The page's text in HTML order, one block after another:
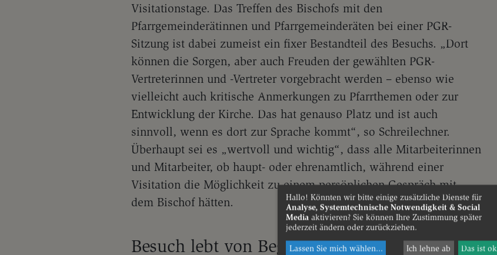
Visitationstage. Das Treffen des Bischofs mit den
Pfarrgemeinderätinnen und Pfarrgemeinderäten bei einer PGR-
Sitzung ist dabei zumeist ein fixer Bestandteil des Besuchs. „Dort
können die Sorgen, aber auch Freuden der gewählten PGR-
Vertreterinnen und -Vertreter vorgebracht werden – ebenso wie
vielleicht auch kritische Anmerkungen zu Pfarrthemen oder zur
Entwicklung der Kirche. Das hat genauso Platz und ist auch
sinnvoll, wenn es dort zur Sprache kommt“, so Schreilechner.
Überhaupt sei es „wertvoll und wichtig“, dass alle Mitarbeiterinnen
und Mitarbeiter, ob haupt- oder ehrenamtlich, während einer
Visitation die Möglichkeit zu einem persönlichen Gespräch mit
dem Bischof hätten.
Besuch lebt von Begegnungen
Hallo! Könnten wir bitte einige zusätzliche Dienste für
Analyse, Systemtechnische Notwendigkeit & Social
Media aktivieren? Sie können Ihre Zustimmung später
jederzeit ändern oder zurückziehen.
Lassen Sie mich wählen... Ich lehne ab Das ist ok